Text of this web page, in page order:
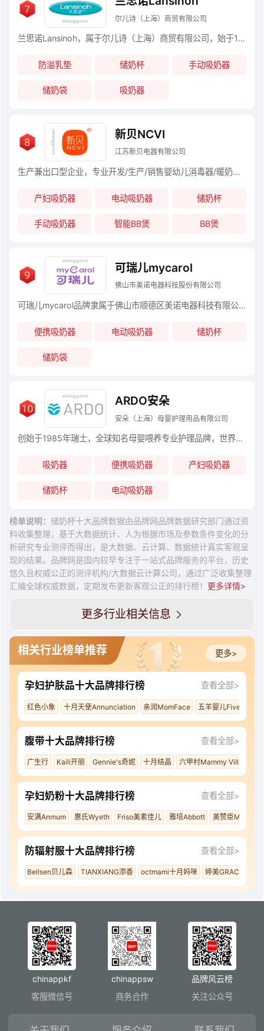
尔儿诗（上海）商贸有限公司
兰思诺Lansinoh，属于尔儿诗（上海）商贸有限公司，始于1984年，专注于提供高质量的母乳喂养用品和辅助产品，母乳喂养行业知名品牌。
防溢乳垫 储奶杯 手动吸奶器
储奶袋 吸奶器
新贝NCVI
江苏新贝电器有限公司
生产兼出口型企业，专业开发/生产/销售婴幼儿消毒器/暖奶器/吸乳器/调奶器/婴儿营养辅食器具等产品锡新中瑞婴儿用品有限公司为新贝品牌的中国区域生产销售公司。公司坐落于江苏省无锡市美丽的高新开发区梅村新华路117号。
产妇吸奶器 电动吸奶器 储奶杯
手动吸奶器 智能BB煲 BB煲
可瑞儿mycarol
佛山市美诺电器科技股份有限公司
可瑞儿mycarol品牌隶属于佛山市顺德区美诺电器科技有限公司，成立于2006年5月，是一家专业从事婴儿电器，紫外线消毒器具产品的开发、生产、销售于一体的综合性企业。 佛山市顺德区美诺电器科技有限公司设立在广东省佛山市顺德区陈村工业区，工厂总面积为5000平方米，拥有2条标准生产线，拥有专业的技术研发，品质控制，生产管理团队
便携吸奶器 电动吸奶器 储奶杯
储奶袋
ARDO安朵
安朵（上海）母婴护理用品有限公司
创始于1985年瑞士，全球知名母婴喂养专业护理品牌，世界著名的医疗器械生产商和供应商ARDO公司是医疗器械生产商和供应商，总部和生产基地位于瑞士。ARDO向每一位母亲提供专业的母乳喂养辅助产品及医疗保健设备。分支机构遍布欧洲、北美、澳洲和包括中国在内的亚洲多个地区，构成了覆盖全球五十多个国家的营销网络。促进和支持母乳喂养是ARDO的核心业务
吸奶器 便携吸奶器 产妇吸奶器
储奶杯 电动吸奶器
榜单说明： 储奶杯十大品牌数据由品牌网品牌数据研究部门通过资
料收集整理，基于大数据统计、人为根据市场及参数条件变化的分
析研究专业测评而得出，是大数据、云计算、数据统计真实客观呈
现的结果。品牌网是国内较早专注于一站式品牌服务的平台，历史
悠久且权威公正的测评机构/大数据云计算公司，通过广泛收集整理
汇编全球权威数据，定期发布更新客观公正的排行榜！ 更多详情>
更多行业相关信息
相关行业榜单推荐 更多>
孕妇护肤品十大品牌排行榜 查看全部>
红色小象 十月天使Annunciation 亲润MomFace 五羊婴儿Fiveram
腹带十大品牌排行榜 查看全部>
广生行 Kaili开丽 Gennie's奇妮 十月结晶 六甲村Mammy Village
孕妇奶粉十大品牌排行榜 查看全部>
安满Anmum 惠氏Wyeth Friso美素佳儿 雅培Abbott 美赞臣
防辐射服十大品牌排行榜 查看全部>
Bellsen贝儿森 TIANXIANG添香 octmami十月妈咪 婷美GRACEWELL
chinappkf
客服微信号
chinappsw
商务合作
品牌风云榜
关注公众号